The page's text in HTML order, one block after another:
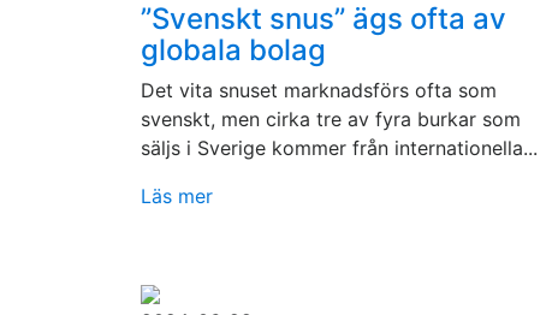
”Svenskt snus” ägs ofta av
globala bolag
Det vita snuset marknadsförs ofta som
svenskt, men cirka tre av fyra burkar som
säljs i Sverige kommer från internationella...
Läs mer